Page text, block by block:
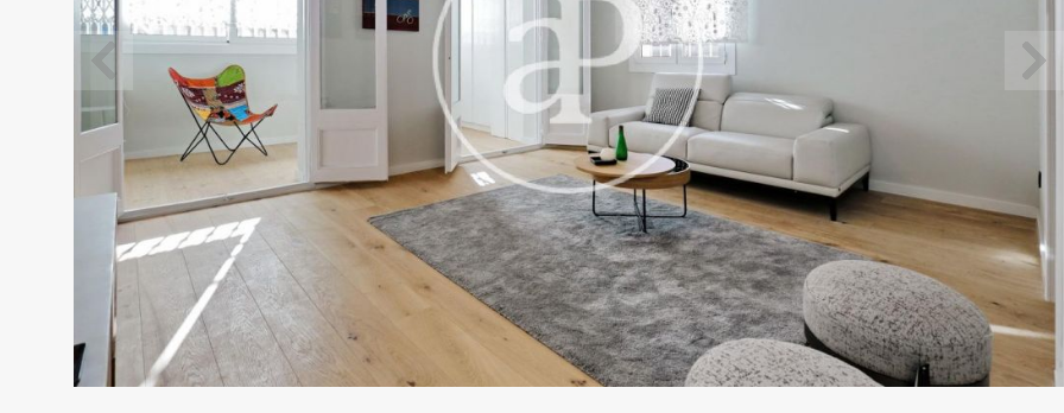
Modificar cookies
Tècniques i funcionals
Sempre
Aquest lloc web utilitza cookies pròpies per recopilar informació amb la finalitat
millorar els nostres serveis. Si continua navegant, suposa l'acceptació de la
de les mateixes. L'usuari té la possibilitat de configurar el navegador podent, si
desitja, impedir que siguin instal·lades al disc dur, encara que haurà de tenir en
compte que aquesta acció podrà ocasionar dificultats de navegació de la